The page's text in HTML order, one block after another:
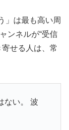
」は最も高い周
ンネルが“受信
せる人は、常
ない。 波